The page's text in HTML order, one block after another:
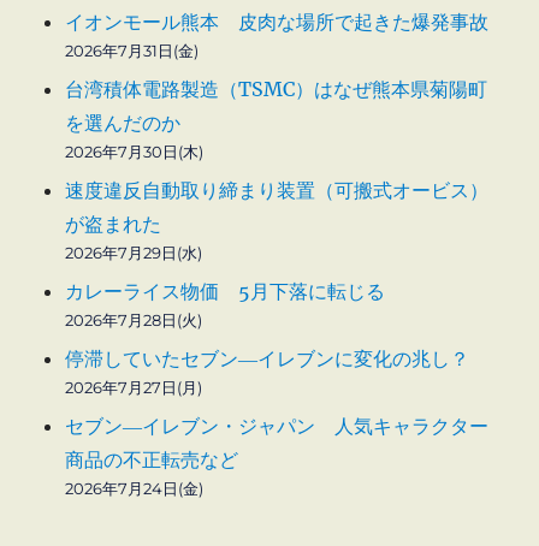
イオンモール熊本 皮肉な場所で起きた爆発事故
2026年7月31日(金)
台湾積体電路製造（TSMC）はなぜ熊本県菊陽町
を選んだのか
2026年7月30日(木)
速度違反自動取り締まり装置（可搬式オービス）
が盗まれた
2026年7月29日(水)
カレーライス物価 5月下落に転じる
2026年7月28日(火)
停滞していたセブン―イレブンに変化の兆し？
2026年7月27日(月)
セブン―イレブン・ジャパン 人気キャラクター
商品の不正転売など
2026年7月24日(金)